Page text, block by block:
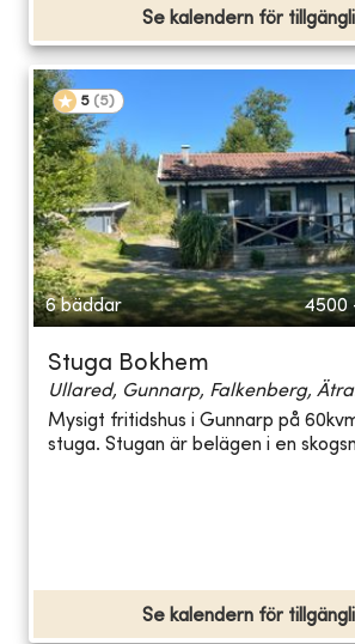
Se kalendern för
5 (5)
6 bäddar 4500
Stuga Bokhem
Ullared, Gunnarp, Falkenberg,
Mysigt fritidshus i Gunnarp på
stuga. Stugan är belägen i en
Se kalendern för